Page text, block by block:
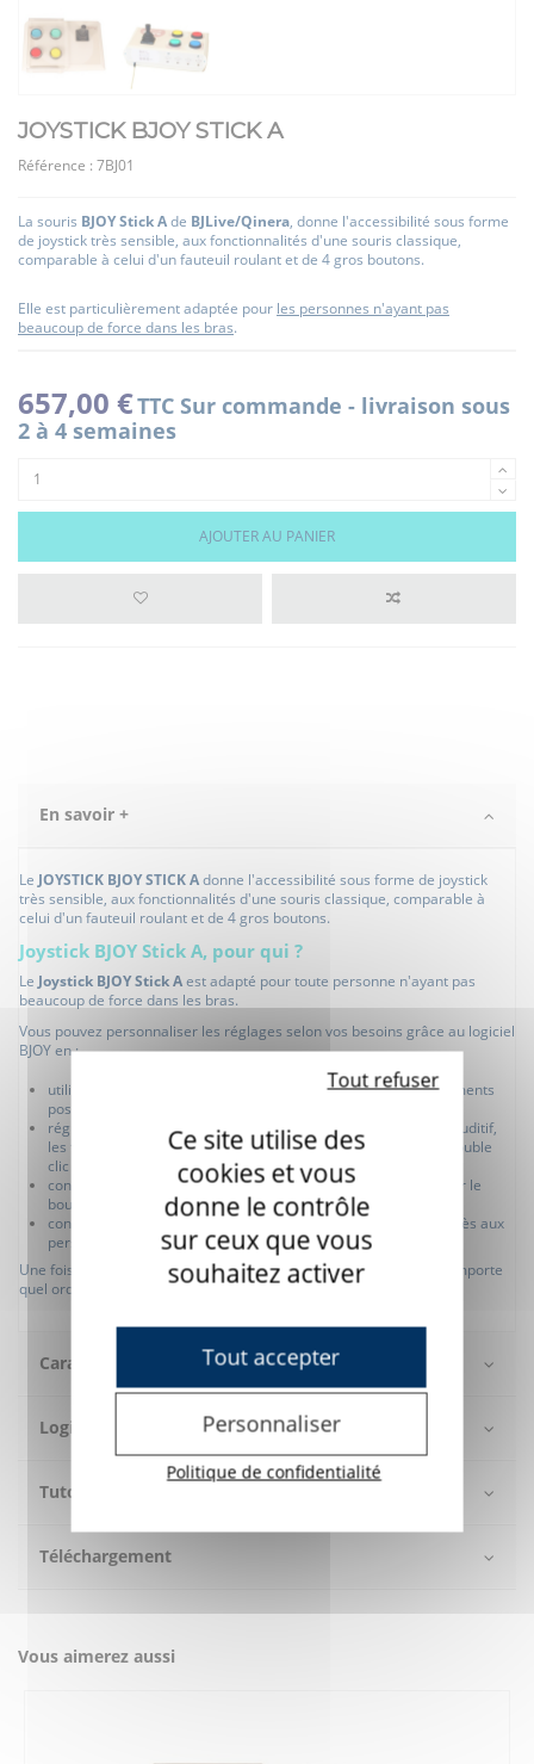
JOYSTICK BJOY STICK A
Référence : 7BJ01
La souris BJOY Stick Ade BJLive/Qinera, donne l'accessibilité sous forme
de joystick très sensible, aux fonctionnalités d'une souris classique,
comparable à celui d'un fauteuil roulant et de 4 gros boutons.
Elle est particulièrement adaptée pour les personnes n'ayant pas
beaucoup de force dans les bras.
657,00 €TTC Sur commande - livraison sous
2 à 4 semaines
AJOUTER AU PANIER
En savoir +
Le JOYSTICK BJOY STICK Adonne l'accessibilité sous forme de joystick
très sensible, aux fonctionnalités d'une souris classique, comparable à
celui d'un fauteuil roulant et de 4 gros boutons.
Joystick BJOY Stick A, pour qui ?
Le Joystick BJOY Stick Aest adapté pour toute personne n'ayant pas
beaucoup de force dans les bras.
Vous pouvez personnaliser les réglages selon vos besoins grâce au logiciel
BJOY en :
utilisant la souris de manière précise, réglée selon les mouvements
possibles
réglant la vitesse, l'orientation, le temps d'appui, le feedback auditif,
les fonctions de chaque bouton : clic droit, gauche, "glisser", double
clic ou rien
configurant l'option "attraper-déplacer" comme un long clic sur le
bouton choisi
configurant le joystick avec 4 ou 8 directions pour faciliter l'accès aux
personnes n'ayant pas de précision dans les mouvements
Une fois les réglages sauvegardé, vous pouvez le brancher sur n'importe
quel ordinateur.
Caractéristiques
Logiciel
Tutos vidéos
Téléchargement
Vous aimerez aussi
Ce site utilise des
cookies et vous
donne le contrôle
sur ceux que vous
souhaitez activer
Tout accepter
Tout refuser
Personnaliser
Politique de confidentialité